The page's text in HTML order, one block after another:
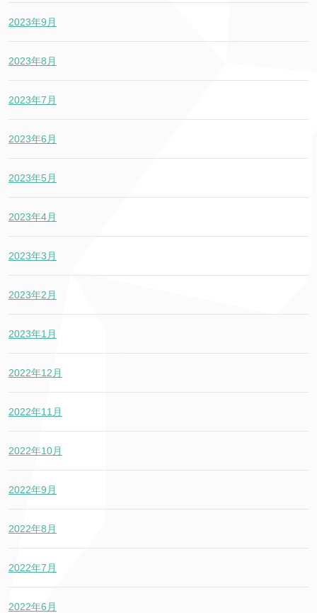
2023年9月
2023年8月
2023年7月
2023年6月
2023年5月
2023年4月
2023年3月
2023年2月
2023年1月
2022年12月
2022年11月
2022年10月
2022年9月
2022年8月
2022年7月
2022年6月